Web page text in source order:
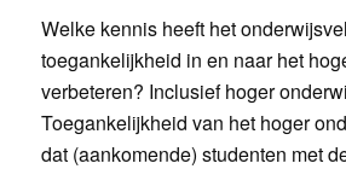
Welke kennis heeft het
toegankelijkheid in en naar het
verbeteren? Inclusief hoger
Toegankelijkheid van het hoger
dat (aankomende) studenten met